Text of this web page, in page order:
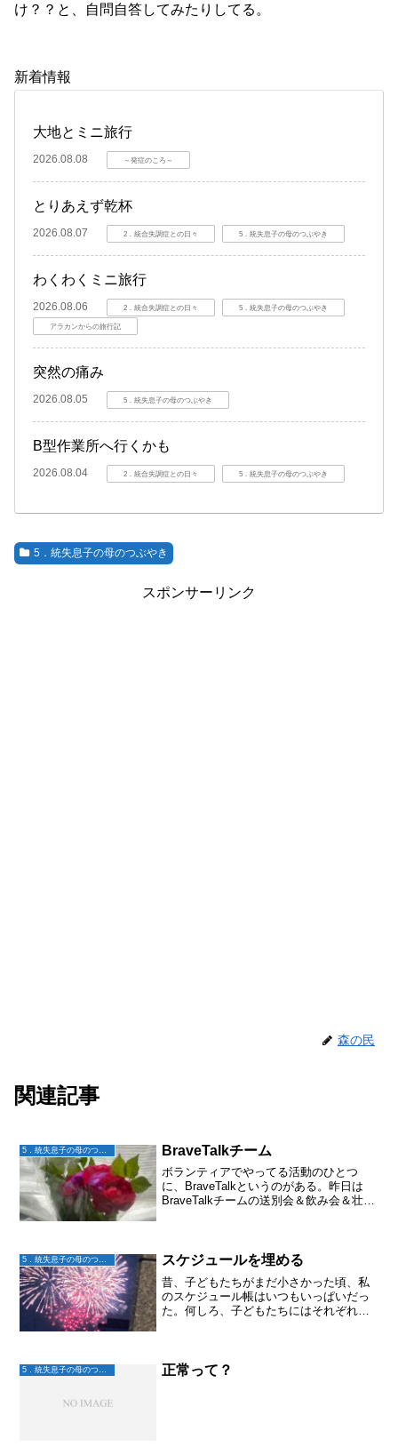
け？？と、自問自答してみたりしてる。
新着情報
大地とミニ旅行
2026.08.08 ～発症のころ～
とりあえず乾杯
2026.08.07 2．統合失調症との日々 5．統失息子の母のつぶやき
わくわくミニ旅行
2026.08.06 2．統合失調症との日々 5．統失息子の母のつぶやき
アラカンからの旅行記
突然の痛み
2026.08.05 5．統失息子の母のつぶやき
B型作業所へ行くかも
2026.08.04 2．統合失調症との日々 5．統失息子の母のつぶやき
5．統失息子の母のつぶやき
スポンサーリンク
森の民
関連記事
BraveTalkチーム
ボランティアでやってる活動のひとつ
に、BraveTalkというのがある。昨日は
BraveTalkチームの送別会＆飲み会＆壮行
クは続く...
5．統失息子の母のつぶやき スケジュールを埋める
昔、子どもたちがまだ小さかった頃、私
のスケジュール帳はいつもいっぱいだっ
た。何しろ、子どもたちにはそれぞれ予
ジュール帳に、〇時〇〇駅と...
5．統失息子の母のつぶやき 正常って？